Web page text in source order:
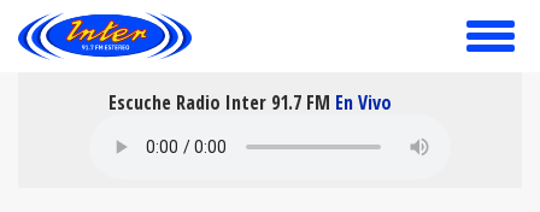
toggle
Escuche Radio Inter 91.7 FM En Vivo